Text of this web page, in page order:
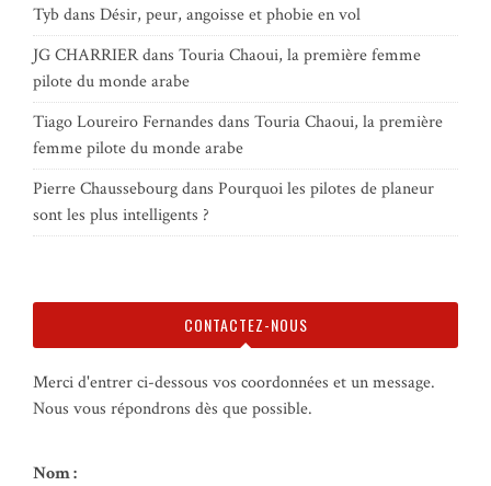
Tybdans Désir, peur, angoisse et phobie en vol
JG CHARRIERdans Touria Chaoui, la première femme
pilote du monde arabe
Tiago Loureiro Fernandes dans Touria Chaoui, la première
femme pilote du monde arabe
Pierre Chaussebourgdans Pourquoi les pilotes de planeur
sont les plus intelligents ?
CONTACTEZ-NOUS
Merci d'entrer ci-dessous vos coordonnées et un message.
Nous vous répondrons dès que possible.
Nom :